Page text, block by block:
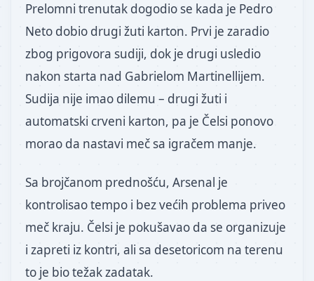
Prelomni trenutak dogodio se kada je Pedro
Neto dobio drugi žuti karton. Prvi je zaradio
zbog prigovora sudiji, dok je drugi usledio
nakon starta nad Gabrielom Martinellijem.
Sudija nije imao dilemu – drugi žuti i
automatski crveni karton, pa je Čelsi ponovo
morao da nastavi meč sa igračem manje.
Sa brojčanom prednošću, Arsenal je
kontrolisao tempo i bez većih problema priveo
meč kraju. Čelsi je pokušavao da se organizuje
i zapreti iz kontri, ali sa desetoricom na terenu
to je bio težak zadatak.